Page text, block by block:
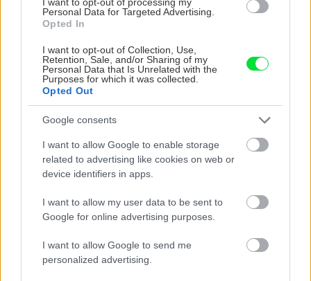
Personal Data for Targeted Advertising.
Opted In
I want to opt-out of Collection, Use,
Retention, Sale, and/or Sharing of my
Personal Data that Is Unrelated with the
Purposes for which it was collected.
Opted Out
Google consents
I want to allow Google to enable storage
related to advertising like cookies on web or
device identifiers in apps.
I want to allow my user data to be sent to
Google for online advertising purposes.
I want to allow Google to send me
personalized advertising.
CHALUPA
Na Morave prerobila
starú chalupu na
vojdete dnu, zabudnete,
že nie ste v Toskánsku
S motorovou pílou sa
Čičmanoch si postavil
montovaný domček v